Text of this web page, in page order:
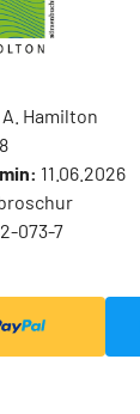
Hamilton
11.06.2026
073-7